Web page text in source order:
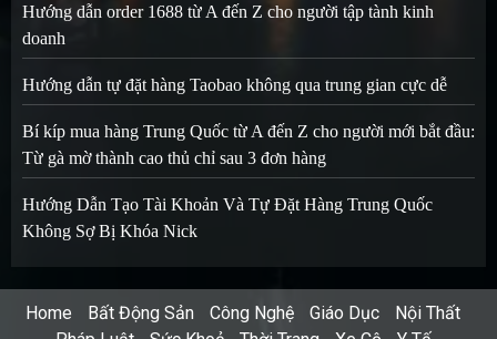
Hướng dẫn order 1688 từ A đến Z cho người tập tành kinh
doanh
Hướng dẫn tự đặt hàng Taobao không qua trung gian cực dễ
Bí kíp mua hàng Trung Quốc từ A đến Z cho người mới bắt đầu:
Từ gà mờ thành cao thủ chỉ sau 3 đơn hàng
Hướng Dẫn Tạo Tài Khoản Và Tự Đặt Hàng Trung Quốc
Không Sợ Bị Khóa Nick
Home Bất Động Sản Công Nghệ Giáo Dục
Nội Thất